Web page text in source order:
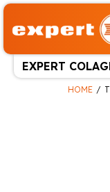
EXPERT
HOME